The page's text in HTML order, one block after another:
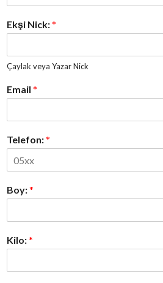
Ekşi Nick:*
Çaylak veya Yazar Nick
Email *
Telefon:*
Boy:*
Kilo:*